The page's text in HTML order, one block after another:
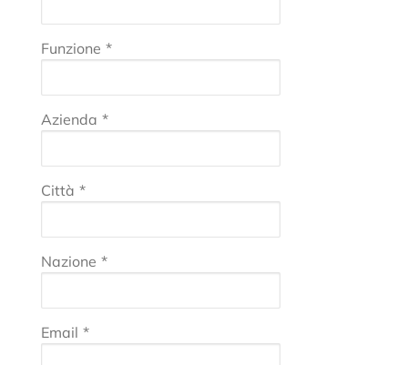
Funzione *
Azienda *
Città *
Nazione *
Email *